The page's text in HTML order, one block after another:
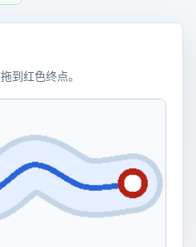
到红色终点。